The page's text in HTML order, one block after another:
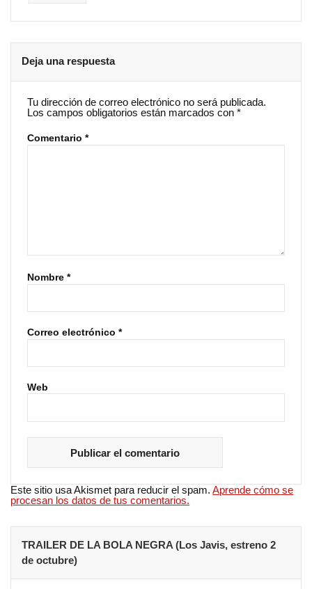
Deja una respuesta
Tu dirección de correo electrónico no será publicada.
Los campos obligatorios están marcados con *
Comentario *
Nombre *
Correo electrónico *
Web
Este sitio usa Akismet para reducir el spam.Aprende cómo se
procesan los datos de tus comentarios.
TRAILER DE LA BOLA NEGRA (Los Javis, estreno 2
de octubre)